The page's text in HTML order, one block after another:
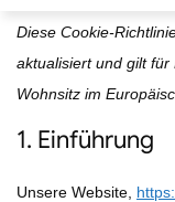
Diese Cookie-
aktualisiert und gilt
Wohnsitz im
1. Einführung
Unsere Website,